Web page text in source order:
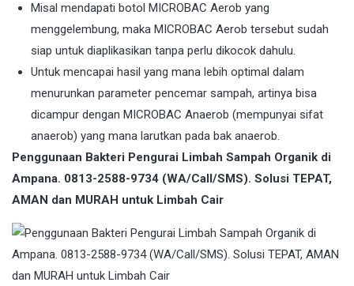
Misal mendapati botol MICROBAC Aerob yang
menggelembung, maka MICROBAC Aerob tersebut sudah
siap untuk diaplikasikan tanpa perlu dikocok dahulu.
Untuk mencapai hasil yang mana lebih optimal dalam
menurunkan parameter pencemar sampah, artinya bisa
dicampur dengan MICROBAC Anaerob (mempunyai sifat
anaerob) yang mana larutkan pada bak anaerob.
Penggunaan Bakteri Pengurai Limbah Sampah Organik di
Ampana. 0813-2588-9734 (WA/Call/SMS). Solusi TEPAT,
AMAN dan MURAH untuk Limbah Cair